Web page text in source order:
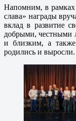
Напомним, в рамках
слава» награды
вклад в развитие
добрыми, честными
и близким, а
родились и выросли.